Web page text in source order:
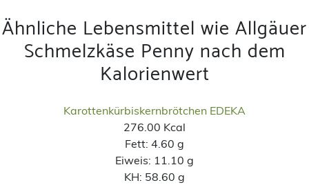
Ähnliche Lebensmittel wie Allgäuer
Schmelzkäse Penny nach dem
Kalorienwert
Karottenkürbiskernbrötchen EDEKA
276.00 Kcal
Fett: 4.60 g
Eiweis: 11.10 g
KH: 58.60 g